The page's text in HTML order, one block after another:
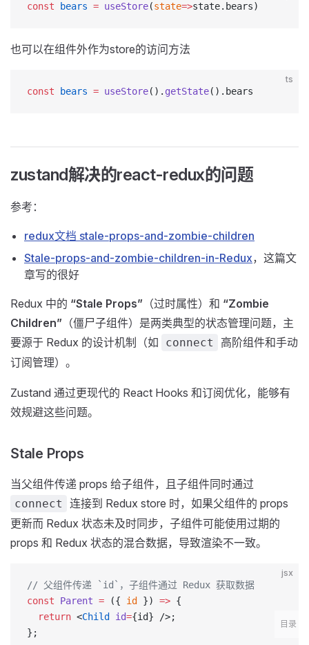
const bears = useStore(state=>state.bears)
也可以在组件外作为store的访问方法
ts
const bears = useStore(). getState().bears
zustand解决的react-redux的问题
参考：
redux文档 stale-props-and-zombie-children
Stale-props-and-zombie-children-in-Redux，这篇文
章写的很好
Redux 中的 “Stale Props” （过时属性）和 “Zombie
Children” （僵尸子组件）是两类典型的状态管理问题，主
要源于 Redux 的设计机制（如
connect
高阶组件和手动
订阅管理）。
Zustand 通过更现代的 React Hooks 和订阅优化，能够有
效规避这些问题。
Stale Props
当父组件传递 props 给子组件，且子组件同时通过
connect
连接到 Redux store 时，如果父组件的 props
更新而 Redux 状态未及时同步，子组件可能使用过期的
props 和 Redux 状态的混合数据，导致渲染不一致。
jsx
// 父组件传递 `id`，子组件通过 Redux 获取数据
const Parent = ({ id }) => {
  return
<Child id={id} />;
};
目录